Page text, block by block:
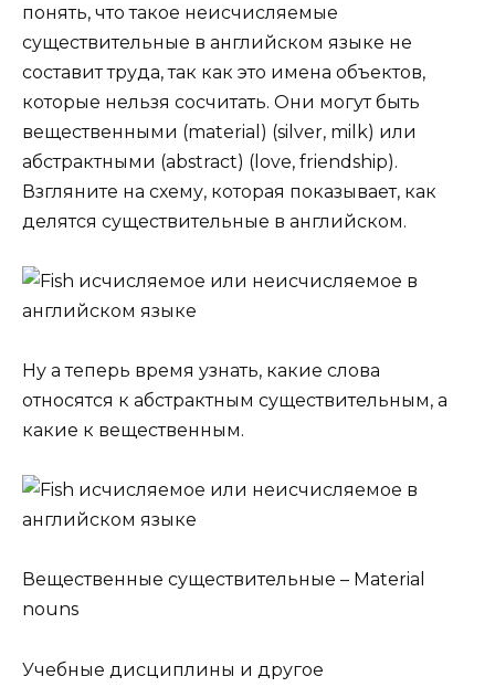
понять, что такое неисчисляемые
существительные в английском языке не
составит труда, так как это имена объектов,
которые нельзя сосчитать. Они могут быть
вещественными (material) (silver, milk) или
абстрактными (abstract) (love, friendship).
Взгляните на схему, которая показывает, как
делятся существительные в английском.
Ну а теперь время узнать, какие слова
относятся к абстрактным существительным, а
какие к вещественным.
Вещественные существительные – Material
nouns
Учебные дисциплины и другое